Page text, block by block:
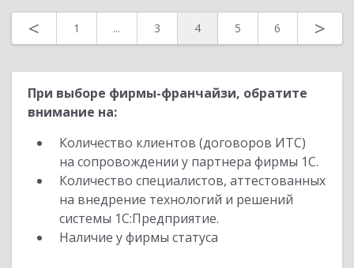
< 1 ... 3 4 5 6 >
При выборе фирмы-франчайзи, обратите
внимание на:
Количество клиентов (договоров ИТС)
на сопровождении у партнера фирмы 1С.
Количество специалистов, аттестованных
на внедрение технологий и решений
системы 1С:Предприятие.
Наличие у фирмы статуса